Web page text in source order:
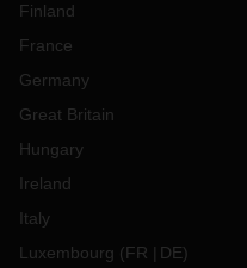
Finland
France
Germany
Great Britain
Hungary
Ireland
Italy
Luxembourg (FR DE)